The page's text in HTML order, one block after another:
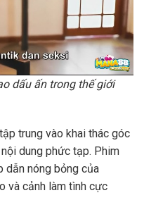
dấu ấn trong thế giới
trung vào khai thác góc
dung phức tạp. Phim
dẫn nóng bỏng của
và cảnh làm tình cực